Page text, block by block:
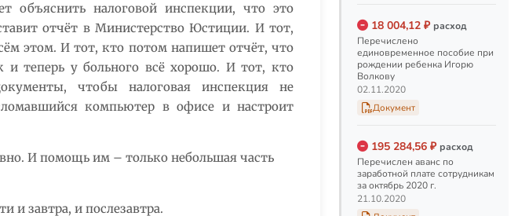
объяснить налоговой инспекции, что это
отчёт в Министерство Юстиции. И тот,
этом. И тот, кто потом напишет отчёт, что
теперь у больного всё хорошо. И тот, кто
чтобы налоговая инспекция не
компьютер в офисе и настроит
И помощь им – только небольшая часть
завтра, и послезавтра.
Заработная плата и
отпускные за август
2020 г.
Перечисление сотрудникам
заработной платы за август и
отпускных за сентябрь.
Аванс за август 2020 г.
Перечислен аванс по
заработной плате
сотрудникам за август 2020
18 004,12 ₽ расход
Перечислено
единовременное пособие при
рождении ребенка Игорю
Волкову
02.11.2020
Документ
195 284,56 ₽ расход
Перечислен аванс по
заработной плате сотрудникам
за октябрь 2020 г.
21.10.2020